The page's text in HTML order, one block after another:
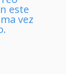
este
vez